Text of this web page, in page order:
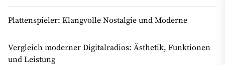
Plattenspieler: Klangvolle Nostalgie und Moderne
Vergleich moderner Digitalradios: Ästhetik, Funktionen
und Leistung